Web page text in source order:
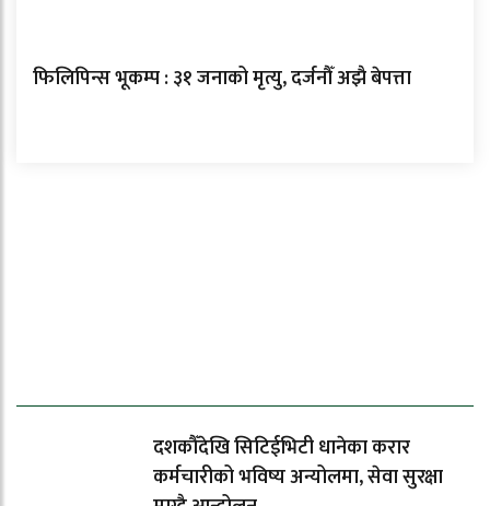
फिलिपिन्स भूकम्प : ३१ जनाको मृत्यु, दर्जनौँ अझै बेपत्ता
दशकौँदेखि सिटिईभिटी धानेका करार
कर्मचारीको भविष्य अन्योलमा, सेवा सुरक्षा